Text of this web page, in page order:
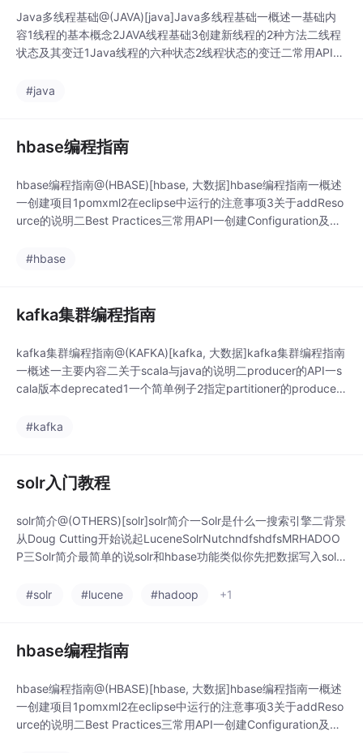
Java多线程基础@(JAVA)[java]Java多线程基础一概述一基础内
容1线程的基本概念2JAVA线程基础3创建新线程的2种方法二线程
状态及其变迁1Java线程的六种状态2线程状态的变迁二常用API一
All五一些deprecated的API六Daemon线程七sleep八volatil
#java
hbase编程指南
hbase编程指南@(HBASE)[hbase, 大数据]hbase编程指南一概述
一创建项目1pomxml2在eclipse中运行的注意事项3关于addReso
urce的说明二Best Practices三常用API一创建Configuration及Co
据1插入单条数据2使用缓存四读取数据单个数据和一
#hbase
kafka集群编程指南
kafka集群编程指南@(KAFKA)[kafka, 大数据]kafka集群编程指南
一概述一主要内容二关于scala与java的说明二producer的API一s
cala版本deprecated1一个简单例子2指定partitioner的producer
evel consummer二sim
#kafka
solr入门教程
solr简介@(OTHERS)[solr]solr简介一Solr是什么一搜索引擎二背景
从Doug Cutting开始说起LuceneSolrNutchndfshdfsMRHADOO
P三Solr简介最简单的说solr和hbase功能类似你先把数据写入solr
UI中索引及查询当然真正的应用是使用API操作的二Solr
#solr #lucene #hadoop +1
hbase编程指南
hbase编程指南@(HBASE)[hbase, 大数据]hbase编程指南一概述
一创建项目1pomxml2在eclipse中运行的注意事项3关于addReso
urce的说明二Best Practices三常用API一创建Configuration及Co